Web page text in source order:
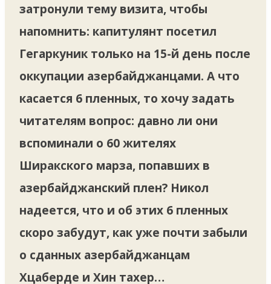
затронули тему визита, чтобы
напомнить: капитулянт посетил
Гегаркуник только на 15-й день после
оккупации азербайджанцами. А что
касается 6 пленных, то хочу задать
читателям вопрос: давно ли они
вспоминали о 60 жителях
Ширакского марза, попавших в
азербайджанский плен? Никол
надеется, что и об этих 6 пленных
скоро забудут, как уже почти забыли
о сданных азербайджанцам
Хцаберде и Хин тахер…